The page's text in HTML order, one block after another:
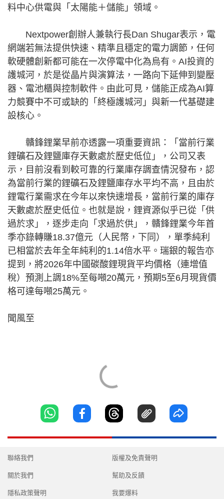
料中心供電與「太陽能＋儲能」領域。
Nextpower創辦人兼執行長Dan Shugar表示，電
網端若無法提供快速、精準且穩定的電力調節，任何
軟硬體創新都可能在一次停電中化為烏有。AI投資的
護城河，於是從晶片與演算法，一路向下延伸到變壓
器、電池櫃與控制軟件。由此可見，儲能正成為AI算
力競賽中不可或缺的「終極護城河」與新一代基礎建
設核心。
贛鋒鋰業早前亦透露一項重要資訊：「當前行業
鋰礦石及鋰鹽庫存天數處於歷史低位」，公司又表
示，目前沒看到較可靠的行業庫存調查情況發布，認
為當前行業的鋰礦石及鋰鹽庫存水平均不高，且由於
鋰電行業需求在今年以來快速增長，當前行業的庫存
天數處於歷史低位。也就是說，鋰資源似乎已從「供
過於求」，逐步走向「求過於供」，贛鋒鋰業今年首
季亦錄轉賺18.37億元（人民幣，下同），單季純利
已相當於去年全年純利的1.14倍水平。瑞銀的報告亦
提到，將2026年中國碳酸鋰現貨平均價格（連增值
稅）預測上調18%至每噸20萬元，預期5至6月現貨價
格可達每噸25萬元。
聞風至
聯絡我們
關於我們
隱私政策聲明
版權及免責聲明
幫助及反饋
我要爆料